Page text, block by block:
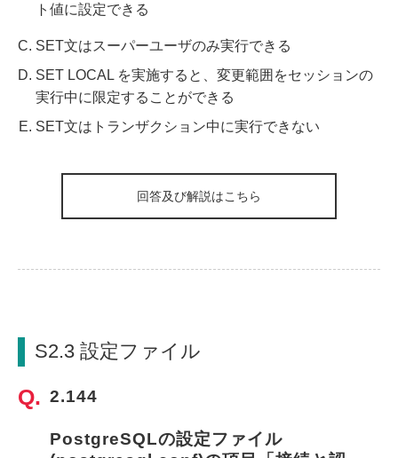
ト値に設定できる
SET文はスーパーユーザのみ実行できる
SET LOCAL を実施すると、変更範囲をセッションの
実行中に限定することができる
SET文はトランザクション中に実行できない
回答及び解説はこちら
S2.3 設定ファイル
2.144
PostgreSQLの設定ファイル